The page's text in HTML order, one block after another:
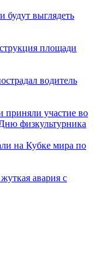
будут выглядеть
площади
водитель
участие во
физкультурника
на Кубке мира по
авария с